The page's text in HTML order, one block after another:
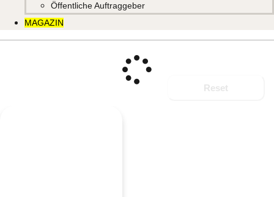
Öffentliche Auftraggeber
MAGAZIN
Reset